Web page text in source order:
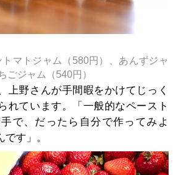
マトジャム（580円）、あんずジャ
ごジャム（540円）
上野さんが手間暇をかけてじっく
れています。「一般的なペースト
で、だったら自分で作ってみよ
す」。